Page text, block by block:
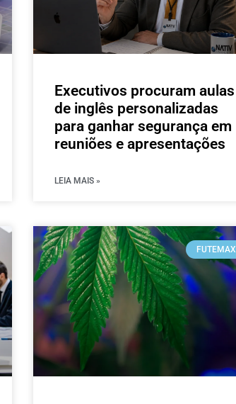
Executivos procuram aulas
de inglês personalizadas
para ganhar segurança em
reuniões e apresentações
LEIA MAIS »
FUTEMAX